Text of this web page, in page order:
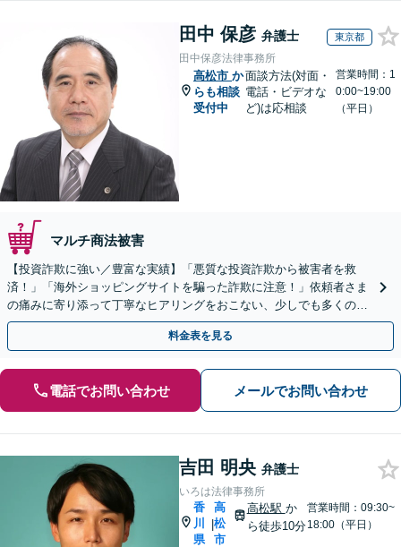
田中 保彦 弁護士 東京都
田中保彦法律事務所
高松市 か
らも相談
受付中
面談方法(対面・
電話・ビデオな
ど)は応相談
営業時間：1
0:00~19:00
（平日）
マルチ商法被害
【投資詐欺に強い／豊富な実績】「悪質な投資詐欺から被害者を救
済！」「海外ショッピングサイトを騙った詐欺に注意！」依頼者さま
の痛みに寄り添って丁寧なヒアリングをおこない、少しでも多くの返
金が得られるよう尽力します！
料金表を見る
電話でお問い合わせ メールでお問い合わせ
吉田 明央 弁護士
いろは法律事務所
香
川
県
|
高
松
市
高松駅 か
ら徒歩10分
営業時間：09:30~
18:00（平日）